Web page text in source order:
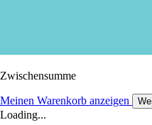
Zwischensumme
Meinen Warenkorb anzeigen
Loading...